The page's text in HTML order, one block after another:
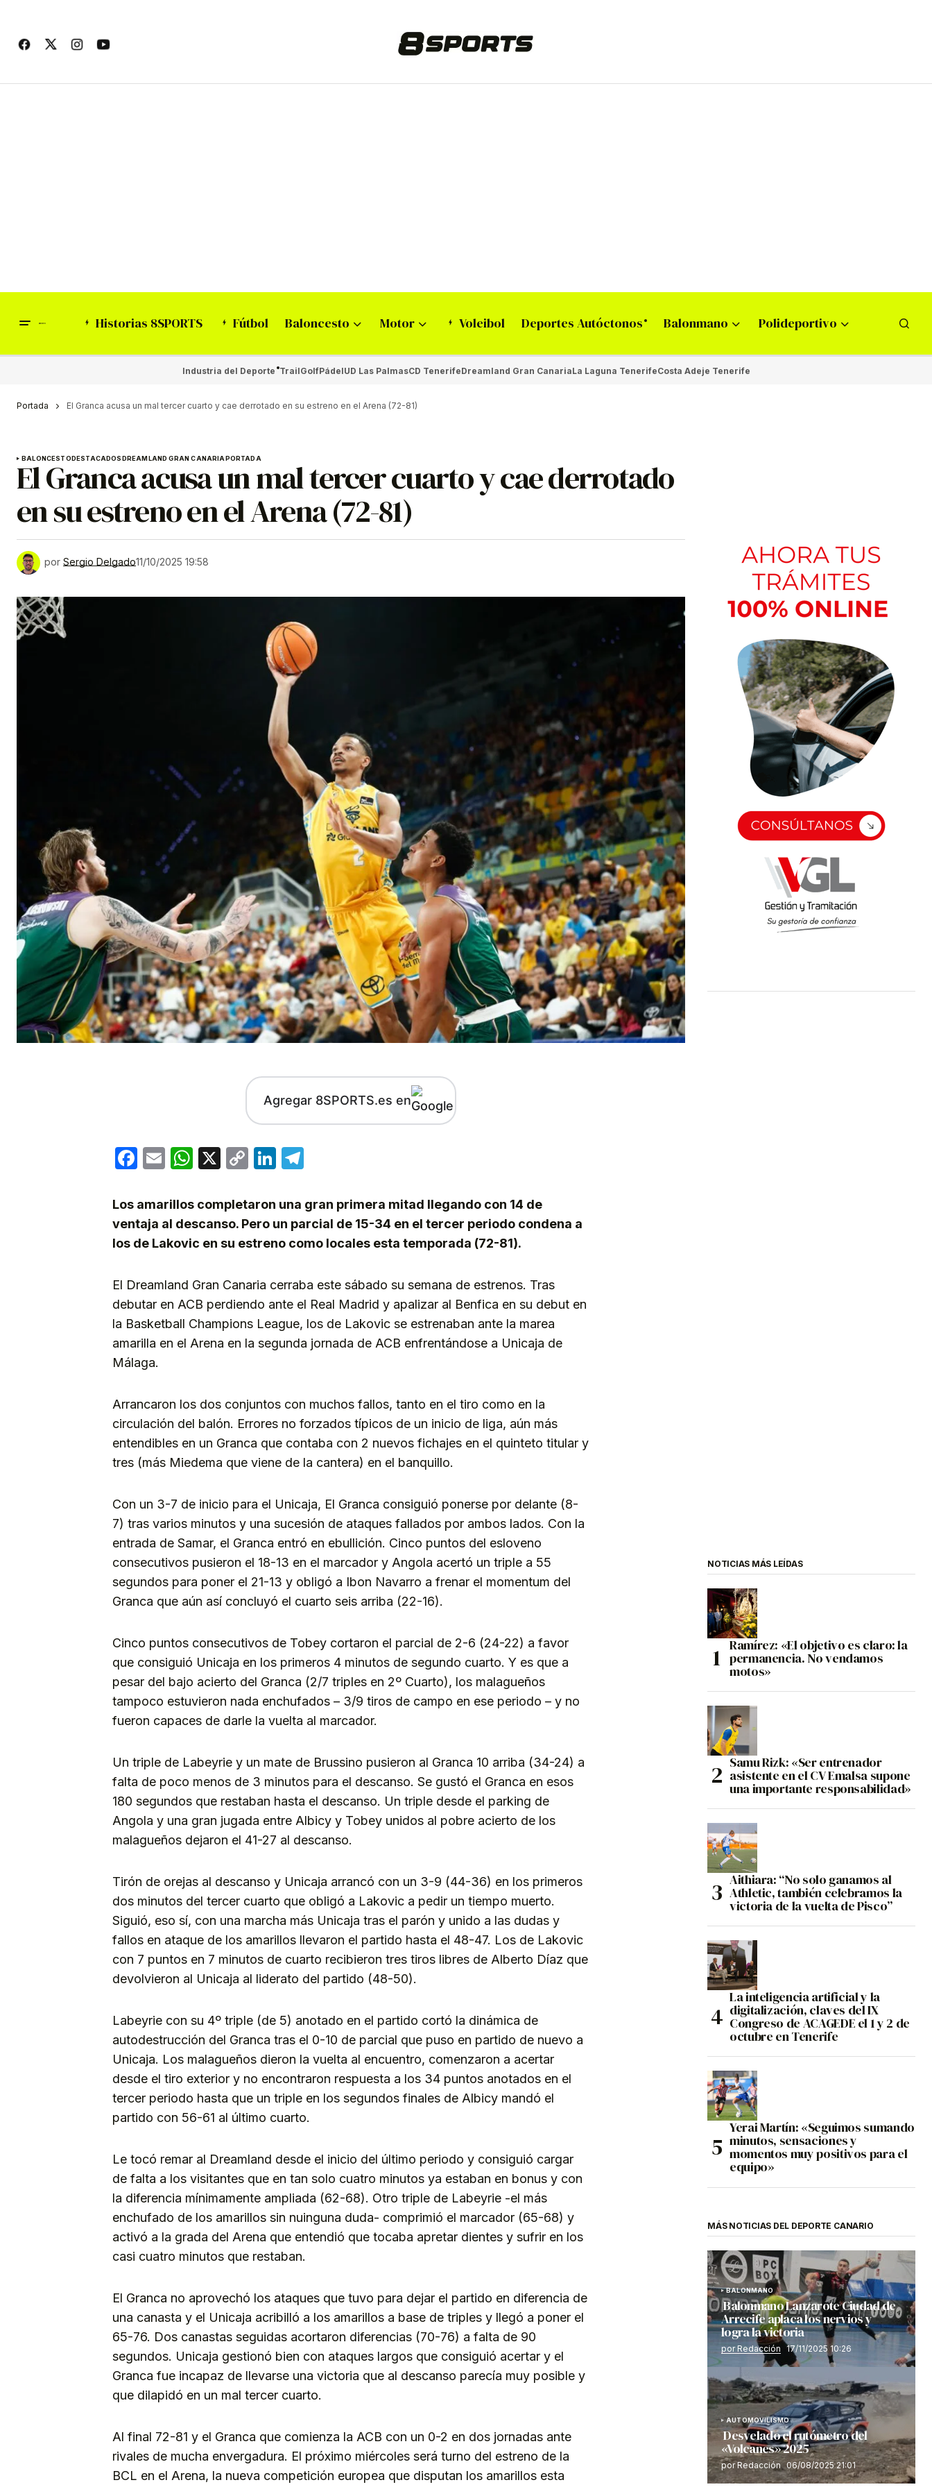
Historias 8SPORTS Fútbol Baloncesto Motor Voleibol Deportes Autóctonos Balonmano Polideportivo
Industria del Deporte TrailGolfPádelUD Las PalmasCD TenerifeDreamland Gran CanariaLa Laguna TenerifeCosta Adeje Tenerife
Portada El Granca acusa un mal tercer cuarto y cae derrotado en su estreno en el Arena (72-81)
BALONCESTODESTACADOSDREAMLAND GRAN CANARIAPORTADA
El Granca acusa un mal tercer cuarto y cae derrotado
en su estreno en el Arena (72-81)
por Sergio Delgado11/10/2025 19:58
Agregar 8SPORTS.es en
Facebook
EmailWhatsApp
X
CopyLinkedIn
Los amarillos completaron una gran primera mitad llegando con 14 de
ventaja al descanso. Pero un parcial de 15-34 en el tercer periodo condena a
los de Lakovic en su estreno como locales esta temporada (72-81).
El Dreamland Gran Canaria cerraba este sábado su semana de estrenos. Tras
debutar en ACB perdiendo ante el Real Madrid y apalizar al Benfica en su debut en
la Basketball Champions League, los de Lakovic se estrenaban ante la marea
amarilla en el Arena en la segunda jornada de ACB enfrentándose a Unicaja de
Málaga.
Arrancaron los dos conjuntos con muchos fallos, tanto en el tiro como en la
circulación del balón. Errores no forzados típicos de un inicio de liga, aún más
entendibles en un Granca que contaba con 2 nuevos fichajes en el quinteto titular y
tres (más Miedema que viene de la cantera) en el banquillo.
Con un 3-7 de inicio para el Unicaja, El Granca consiguió ponerse por delante (8-
7) tras varios minutos y una sucesión de ataques fallados por ambos lados. Con la
entrada de Samar, el Granca entró en ebullición. Cinco puntos del esloveno
consecutivos pusieron el 18-13 en el marcador y Angola acertó un triple a 55
segundos para poner el 21-13 y obligó a Ibon Navarro a frenar el momentum del
Granca que aún así concluyó el cuarto seis arriba (22-16).
Cinco puntos consecutivos de Tobey cortaron el parcial de 2-6 (24-22) a favor
que consiguió Unicaja en los primeros 4 minutos de segundo cuarto. Y es que a
pesar del bajo acierto del Granca (2/7 triples en 2º Cuarto), los malagueños
tampoco estuvieron nada enchufados – 3/9 tiros de campo en ese periodo – y no
fueron capaces de darle la vuelta al marcador.
Un triple de Labeyrie y un mate de Brussino pusieron al Granca 10 arriba (34-24) a
falta de poco menos de 3 minutos para el descanso. Se gustó el Granca en esos
180 segundos que restaban hasta el descanso. Un triple desde el parking de
Angola y una gran jugada entre Albicy y Tobey unidos al pobre acierto de los
malagueños dejaron el 41-27 al descanso.
Tirón de orejas al descanso y Unicaja arrancó con un 3-9 (44-36) en los primeros
dos minutos del tercer cuarto que obligó a Lakovic a pedir un tiempo muerto.
Siguió, eso sí, con una marcha más Unicaja tras el parón y unido a las dudas y
fallos en ataque de los amarillos llevaron el partido hasta el 48-47. Los de Lakovic
con 7 puntos en 7 minutos de cuarto recibieron tres tiros libres de Alberto Díaz que
devolvieron al Unicaja al liderato del partido (48-50).
Labeyrie con su 4º triple (de 5) anotado en el partido cortó la dinámica de
autodestrucción del Granca tras el 0-10 de parcial que puso en partido de nuevo a
Unicaja. Los malagueños dieron la vuelta al encuentro, comenzaron a acertar
desde el tiro exterior y no encontraron respuesta a los 34 puntos anotados en el
tercer periodo hasta que un triple en los segundos finales de Albicy mandó el
partido con 56-61 al último cuarto.
Le tocó remar al Dreamland desde el inicio del último periodo y consiguió cargar
de falta a los visitantes que en tan solo cuatro minutos ya estaban en bonus y con
la diferencia mínimamente ampliada (62-68). Otro triple de Labeyrie -el más
enchufado de los amarillos sin nuinguna duda- comprimió el marcador (65-68) y
activó a la grada del Arena que entendió que tocaba apretar dientes y sufrir en los
casi cuatro minutos que restaban.
El Granca no aprovechó los ataques que tuvo para dejar el partido en diferencia de
una canasta y el Unicaja acribilló a los amarillos a base de triples y llegó a poner el
65-76. Dos canastas seguidas acortaron diferencias (70-76) a falta de 90
segundos. Unicaja gestionó bien con ataques largos que consiguió acertar y el
Granca fue incapaz de llevarse una victoria que al descanso parecía muy posible y
que dilapidó en un mal tercer cuarto.
Al final 72-81 y el Granca que comienza la ACB con un 0-2 en dos jornadas ante
rivales de mucha envergadura. El próximo miércoles será turno del estreno de la
BCL en el Arena, la nueva competición europea que disputan los amarillos esta
NOTICIAS MÁS LEÍDAS
Ramírez: «El objetivo es claro: la
permanencia. No vendamos
motos»
Samu Rizk: «Ser entrenador
asistente en el CV Emalsa supone
una importante responsabilidad»
Aithiara: “No solo ganamos al
Athletic, también celebramos la
victoria de la vuelta de Pisco”
La inteligencia artificial y la
digitalización, claves del IX
Congreso de ACAGEDE el 1 y 2 de
octubre en Tenerife
Yerai Martín: «Seguimos sumando
minutos, sensaciones y
momentos muy positivos para el
equipo»
MÁS NOTICIAS DEL DEPORTE CANARIO
BALONMANO
Balonmano Lanzarote Ciudad de
Arrecife aplaca los nervios y
logra la victoria
por Redacción 17/11/2025 10:26
AUTOMOVILISMO
Desvelado el rutómetro del
«Volcanes» 2025
por Redacción 06/08/2025 21:01